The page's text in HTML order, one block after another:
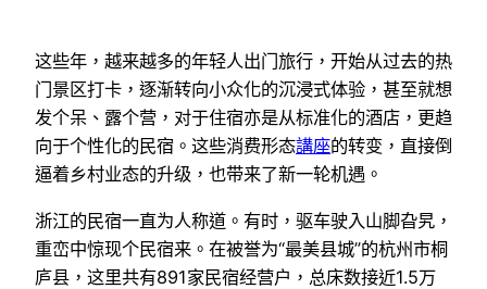
这些年，越来越多的年轻人出门旅行，开始从过去的热
门景区打卡，逐渐转向小众化的沉浸式体验，甚至就想
发个呆、露个营，对于住宿亦是从标准化的酒店，更趋
向于个性化的民宿。这些消费形态講座的转变，直接倒
逼着乡村业态的升级，也带来了新一轮机遇。
浙江的民宿一直为人称道。有时，驱车驶入山脚旮旯，
重峦中惊现个民宿来。在被誉为“最美县城”的杭州市桐
庐县，这里共有891家民宿经营户，总床数接近1.5万